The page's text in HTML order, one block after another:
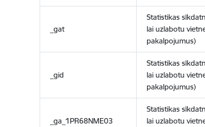
_gat
Statistikas
lai uzlabotu
pakalpojumus)
_gid
Statistikas
lai uzlabotu
pakalpojumus)
_ga_1PR68NME03
Statistikas
lai uzlabotu